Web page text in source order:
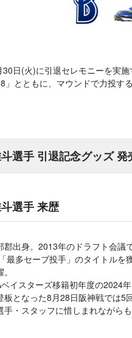
日(火)に引退セレモニーを実
」とともに、マウンドで力投す
選手 引退記念グッズ 発
選手 来歴
郡出身。2013年のドラフト会議
最多セーブ投手」のタイトルを
イスターズ移籍初年度の2024
板となった8月28日阪神戦では5
手・スタッフに惜しまれながら